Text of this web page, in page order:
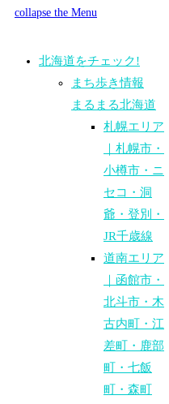
collapse the Menu
北海道をチェック!
まち歩き情報
まるまる北海道
札幌エリア
｜札幌市・
小樽市・ニ
セコ・洞
爺・登別・
JR千歳線
道南エリア
｜函館市・
北斗市・木
古内町・江
差町・鹿部
町・七飯
町・森町